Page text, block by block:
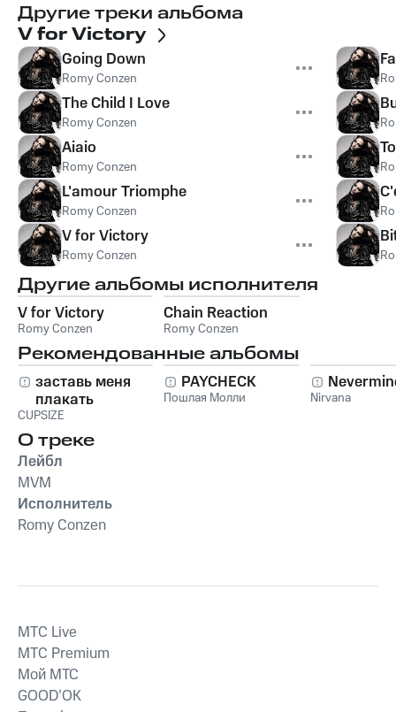
Другие треки альбома
V for Victory
Going Down
Romy Conzen
The Child I Love
Romy Conzen
Aiaio
Romy Conzen
L'amour Triomphe
Romy Conzen
V for Victory
Romy Conzen
Другие альбомы исполнителя
V for Victory
Romy Conzen
Chain Reaction
Romy Conzen
Рекомендованные альбомы
заставь меня
плакать
CUPSIZE
PAYCHECK
Пошлая Молли Nirvana
О треке
Лейбл
MVM
Исполнитель
Romy Conzen
MTС Live
MTС Premium
Мой МТС
GOOD’OK